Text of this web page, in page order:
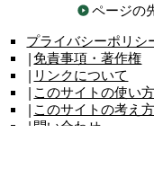
ページの
プライバシーポリシ
|免責事項・著作権
| リンクについて
| このサイトの使い方
| このサイトの考え方
| 問い合わせ